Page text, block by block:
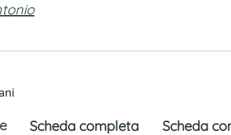
Scheda completa Scheda